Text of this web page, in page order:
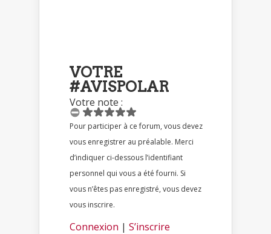
VOTRE
#AVISPOLAR
Votre note :
Pour participer à ce forum, vous devez
vous enregistrer au préalable. Merci
d’indiquer ci-dessous l’identifiant
personnel qui vous a été fourni. Si
vous n’êtes pas enregistré, vous devez
vous inscrire.
Connexion | S’inscrire